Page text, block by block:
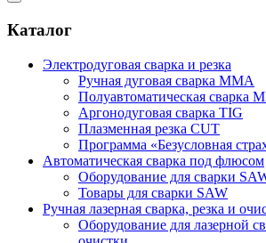
Каталог
Электродуговая сварка и резка
Ручная дуговая сварка MMA
Полуавтоматическая сварка
Аргонодуговая сварка TIG
Плазменная резка CUT
Программа «Безусловная
Автоматическая сварка под флюсом
Оборудование для сварки
Товары для сварки SAW
Ручная лазерная сварка, резка и
Оборудование для лазерной